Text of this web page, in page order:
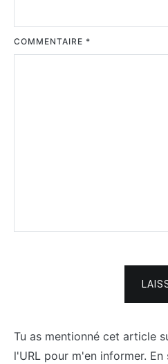
COMMENTAIRE *
Tu as mentionné cet article
l'URL pour m'en informer.